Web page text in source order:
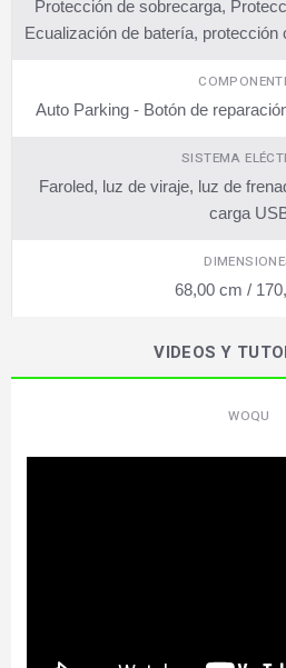
Protección de sobrecarga,
Ecualización de batería, protección
Auto Parking - Botón de
SISTEMA
Faroled, luz de viraje, luz de
carga
68,00 cm /
VIDEOS Y
WOQU